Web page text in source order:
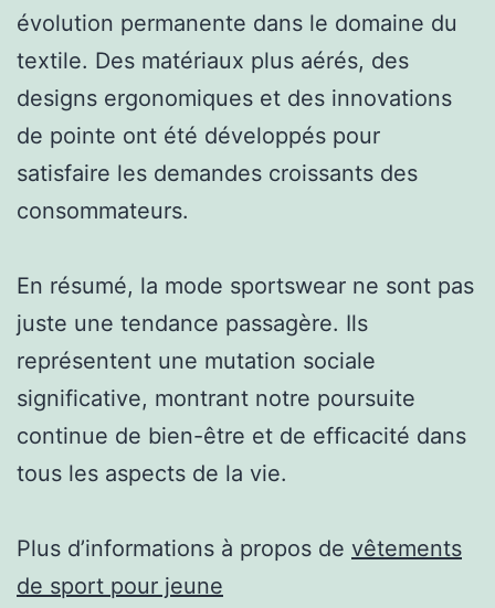
évolution permanente dans le domaine du
textile. Des matériaux plus aérés, des
designs ergonomiques et des innovations
de pointe ont été développés pour
satisfaire les demandes croissants des
consommateurs.
En résumé, la mode sportswear ne sont pas
juste une tendance passagère. Ils
représentent une mutation sociale
significative, montrant notre poursuite
continue de bien-être et de efficacité dans
tous les aspects de la vie.
Plus d’informations à propos de vêtements
de sport pour jeune